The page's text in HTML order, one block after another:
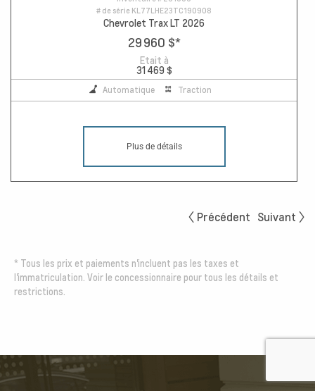
# de série KL77LHE23TC190908
Chevrolet Trax LT 2026
29 960 $*
Etait à
31 469 $
Automatique Traction
Plus de détails
Précédent Suivant
* Tous les prix et paiements n'incluent pas les taxes et
l'immatriculation. Voir le concessionnaire pour tous les détails et
restrictions.